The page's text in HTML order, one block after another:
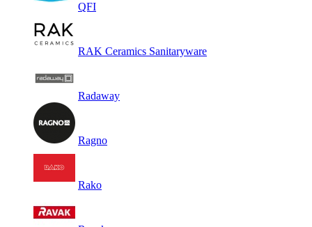
QFI
RAK Ceramics Sanitaryware
Radaway
Ragno
Rako